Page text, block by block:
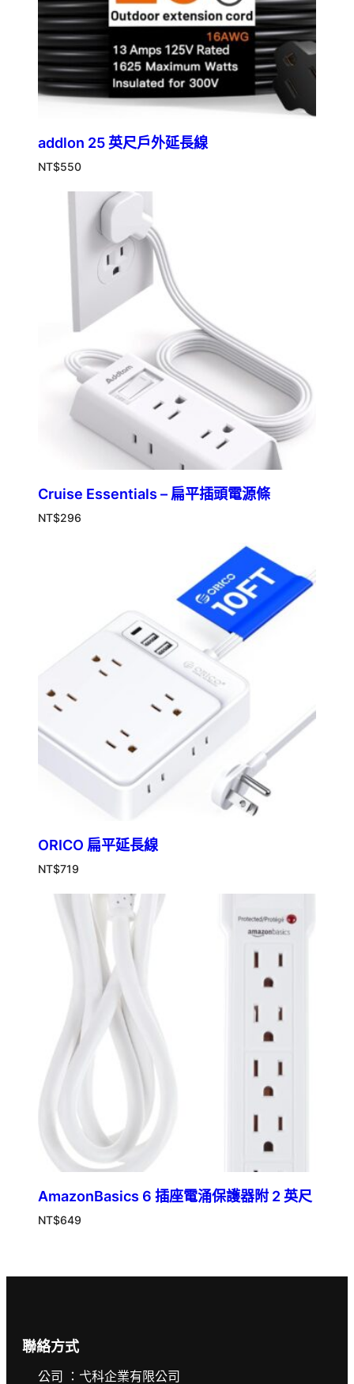
addlon 25 英尺戶外延長線
NT$550
Cruise Essentials – 扁平插頭電源條
NT$296
ORICO 扁平延長線
NT$719
AmazonBasics 6 插座電涌保護器附 2 英尺
NT$649
聯絡方式
公司 ：弋科企業有限公司